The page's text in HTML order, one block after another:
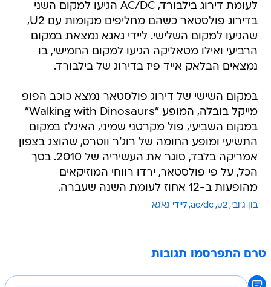
לעומת דירוג בילבורד, AC/DC הגיעו למקום השני
בדירוג פולסטאר כשהם מחליפים מקומות עם U2,
שהגיעו למקום השלישי. ליידי גאגא נמצאת במקום
הרביעי ואילו מטאליקה הגיעו למקום החמישי, בו
נמצאים הבלאק אייד פיז בדירוג של בילבורד.
במקום השישי של דירוג פולסטאר נמצא כוכב הפופ
מייקל בובלה, המופע "Walking with Dinosaurs"
במקום השביעי, פול מקרטני שמיני, האיגלז במקום
התשיעי ומופע החומה של רוג'ר ווטרס, שהוצג בצפון
אמריקה בלבד, סוגר את העשיריה של 2010. בסך
הכל, על פי פולסטאר, ירדו רווחי המוזיקאים
מהופעות ב-12 אחוז לעומת השנה שעברה.
בון ג'ובי u2
ac/dc ליידי גאגא
טרם התפרסמו תגובות